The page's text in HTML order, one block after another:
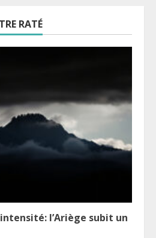
RATÉ
l’Ariège subit un